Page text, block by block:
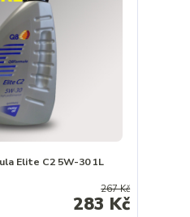
Elite C2 5W-30 1L
267 Kč
283 Kč